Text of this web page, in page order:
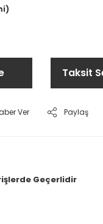
Taksit
Ver Paylaş
Geçerlidir